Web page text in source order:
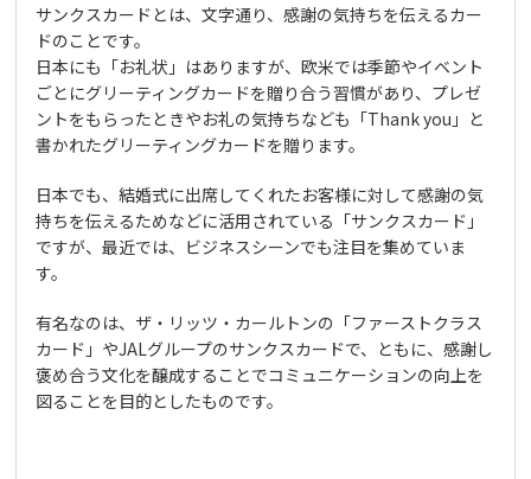
サンクスカードとは、文字通り、感謝の気持ちを伝えるカー
ドのことです。
日本にも「お礼状」はありますが、欧米では季節やイベント
ごとにグリーティングカードを贈り合う習慣があり、プレゼ
ントをもらったときやお礼の気持ちなども「Thank you」と
書かれたグリーティングカードを贈ります。
日本でも、結婚式に出席してくれたお客様に対して感謝の気
持ちを伝えるためなどに活用されている「サンクスカード」
ですが、最近では、ビジネスシーンでも注目を集めていま
す。
有名なのは、ザ・リッツ・カールトンの「ファーストクラス
カード」やJALグループのサンクスカードで、ともに、感謝し
褒め合う文化を醸成することでコミュニケーションの向上を
図ることを目的としたものです。